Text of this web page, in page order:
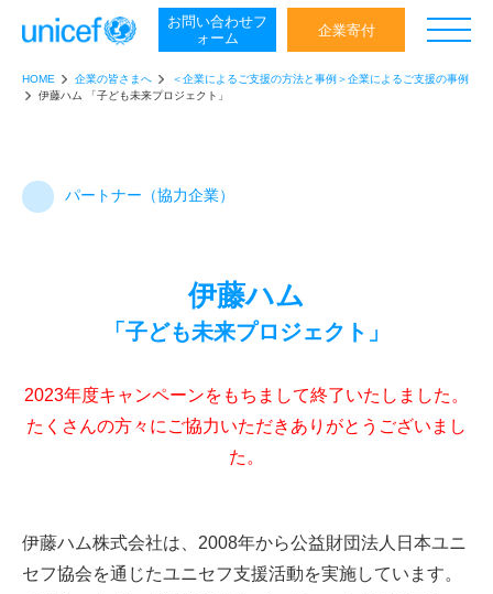
日本ユニセフ協会
お問い合わせフ
ォーム
企業寄付
HOME 企業の皆さまへ
＜企業によるご支援の方法と事例＞企業によるご支援の事例
伊藤ハム 「子ども未来プロジェクト」
パートナー（協力企業）
伊藤ハム
「子ども未来プロジェクト」
2023年度キャンペーンをもちまして終了いたしました。
たくさんの方々にご協力いただきありがとうございまし
た。
伊藤ハム株式会社は、2008年から公益財団法人日本ユニ
セフ協会を通じたユニセフ支援活動を実施しています。